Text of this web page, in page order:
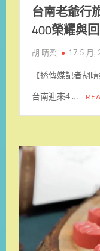
台南老爺行
400榮耀與
胡 晴柔 17 5 月,
【透傳媒記者胡
台南迎來4 …